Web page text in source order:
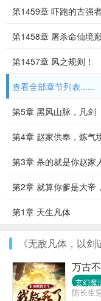
第1459章 吓跑的古强者
第1458章 屠杀命仙境
第1457章 风之规则！
查看全部章节列表......
第5章 黑风山脉，凡剑
第4章 赵家供奉，炼气
第3章 杀的就是你赵家
第2章 就算你爹是大帝
第1章 天生凡体
《无敌凡体，以
万古
玄幻魔
陈长生